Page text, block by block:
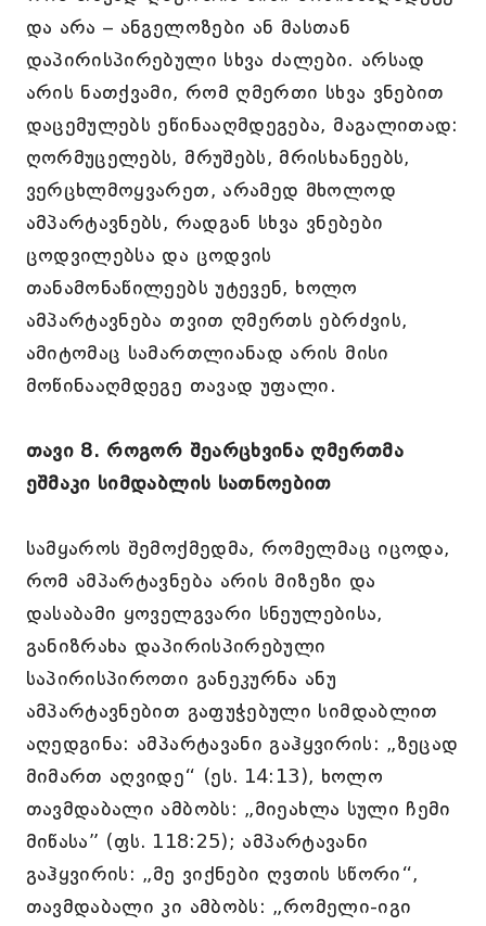
და არა – ანგელოზები ან მასთან
დაპირისპირებული სხვა ძალები. არსად
არის ნათქვამი, რომ ღმერთი სხვა ვნებით
დაცემულებს ეწინააღმდეგება, მაგალითად:
ღორმუცელებს, მრუშებს, მრისხანეებს,
ვერცხლმოყვარეთ, არამედ მხოლოდ
ამპარტავნებს, რადგან სხვა ვნებები
ცოდვილებსა და ცოდვის
თანამონაწილეებს უტევენ, ხოლო
ამპარტავნება თვით ღმერთს ებრძვის,
ამიტომაც სამართლიანად არის მისი
მოწინააღმდეგე თავად უფალი.
თავი 8. როგორ შეარცხვინა ღმერთმა
ეშმაკი სიმდაბლის სათნოებით
სამყაროს შემოქმედმა, რომელმაც იცოდა,
რომ ამპარტავნება არის მიზეზი და
დასაბამი ყოველგვარი სნეულებისა,
განიზრახა დაპირისპირებული
საპირისპიროთი განეკურნა ანუ
ამპარტავნებით გაფუჭებული სიმდაბლით
აღედგინა: ამპარტავანი გაჰყვირის: „ზეცად
მიმართ აღვიდე“ (ეს. 14:13), ხოლო
თავმდაბალი ამბობს: „მიეახლა სული ჩემი
მიწასა” (ფს. 118:25); ამპარტავანი
გაჰყვირის: „მე ვიქნები ღვთის სწორი“,
თავმდაბალი კი ამბობს: „რომელი-იგი